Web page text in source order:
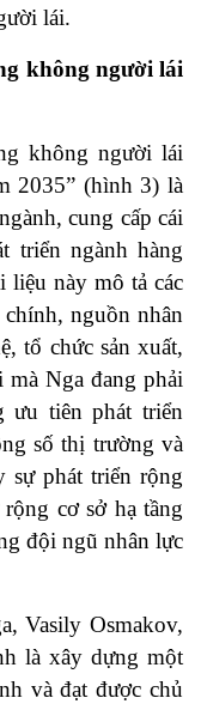
lái.
không người lái
không người lái
2035” (hình 3) là
cung cấp cái
triển ngành hàng
này mô tả các
nguồn nhân
tổ chức sản xuất,
mà Nga đang phải
ưu tiên phát triển
số thị trường và
sự phát triển rộng
cơ sở hạ tầng
đội ngũ nhân lực
Vasily Osmakov,
là xây dựng một
và đạt được chủ